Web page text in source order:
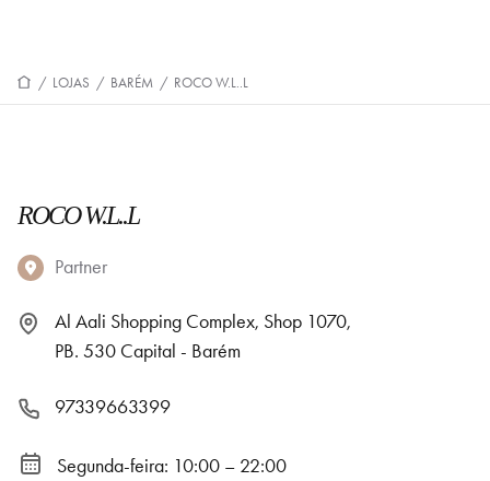
/ LOJAS / BARÉM / ROCO W.L..L
ROCO W.L..L
Partner
Al Aali Shopping Complex, Shop 1070,
PB. 530 Capital - Barém
97339663399
Segunda-feira: 10:00 – 22:00